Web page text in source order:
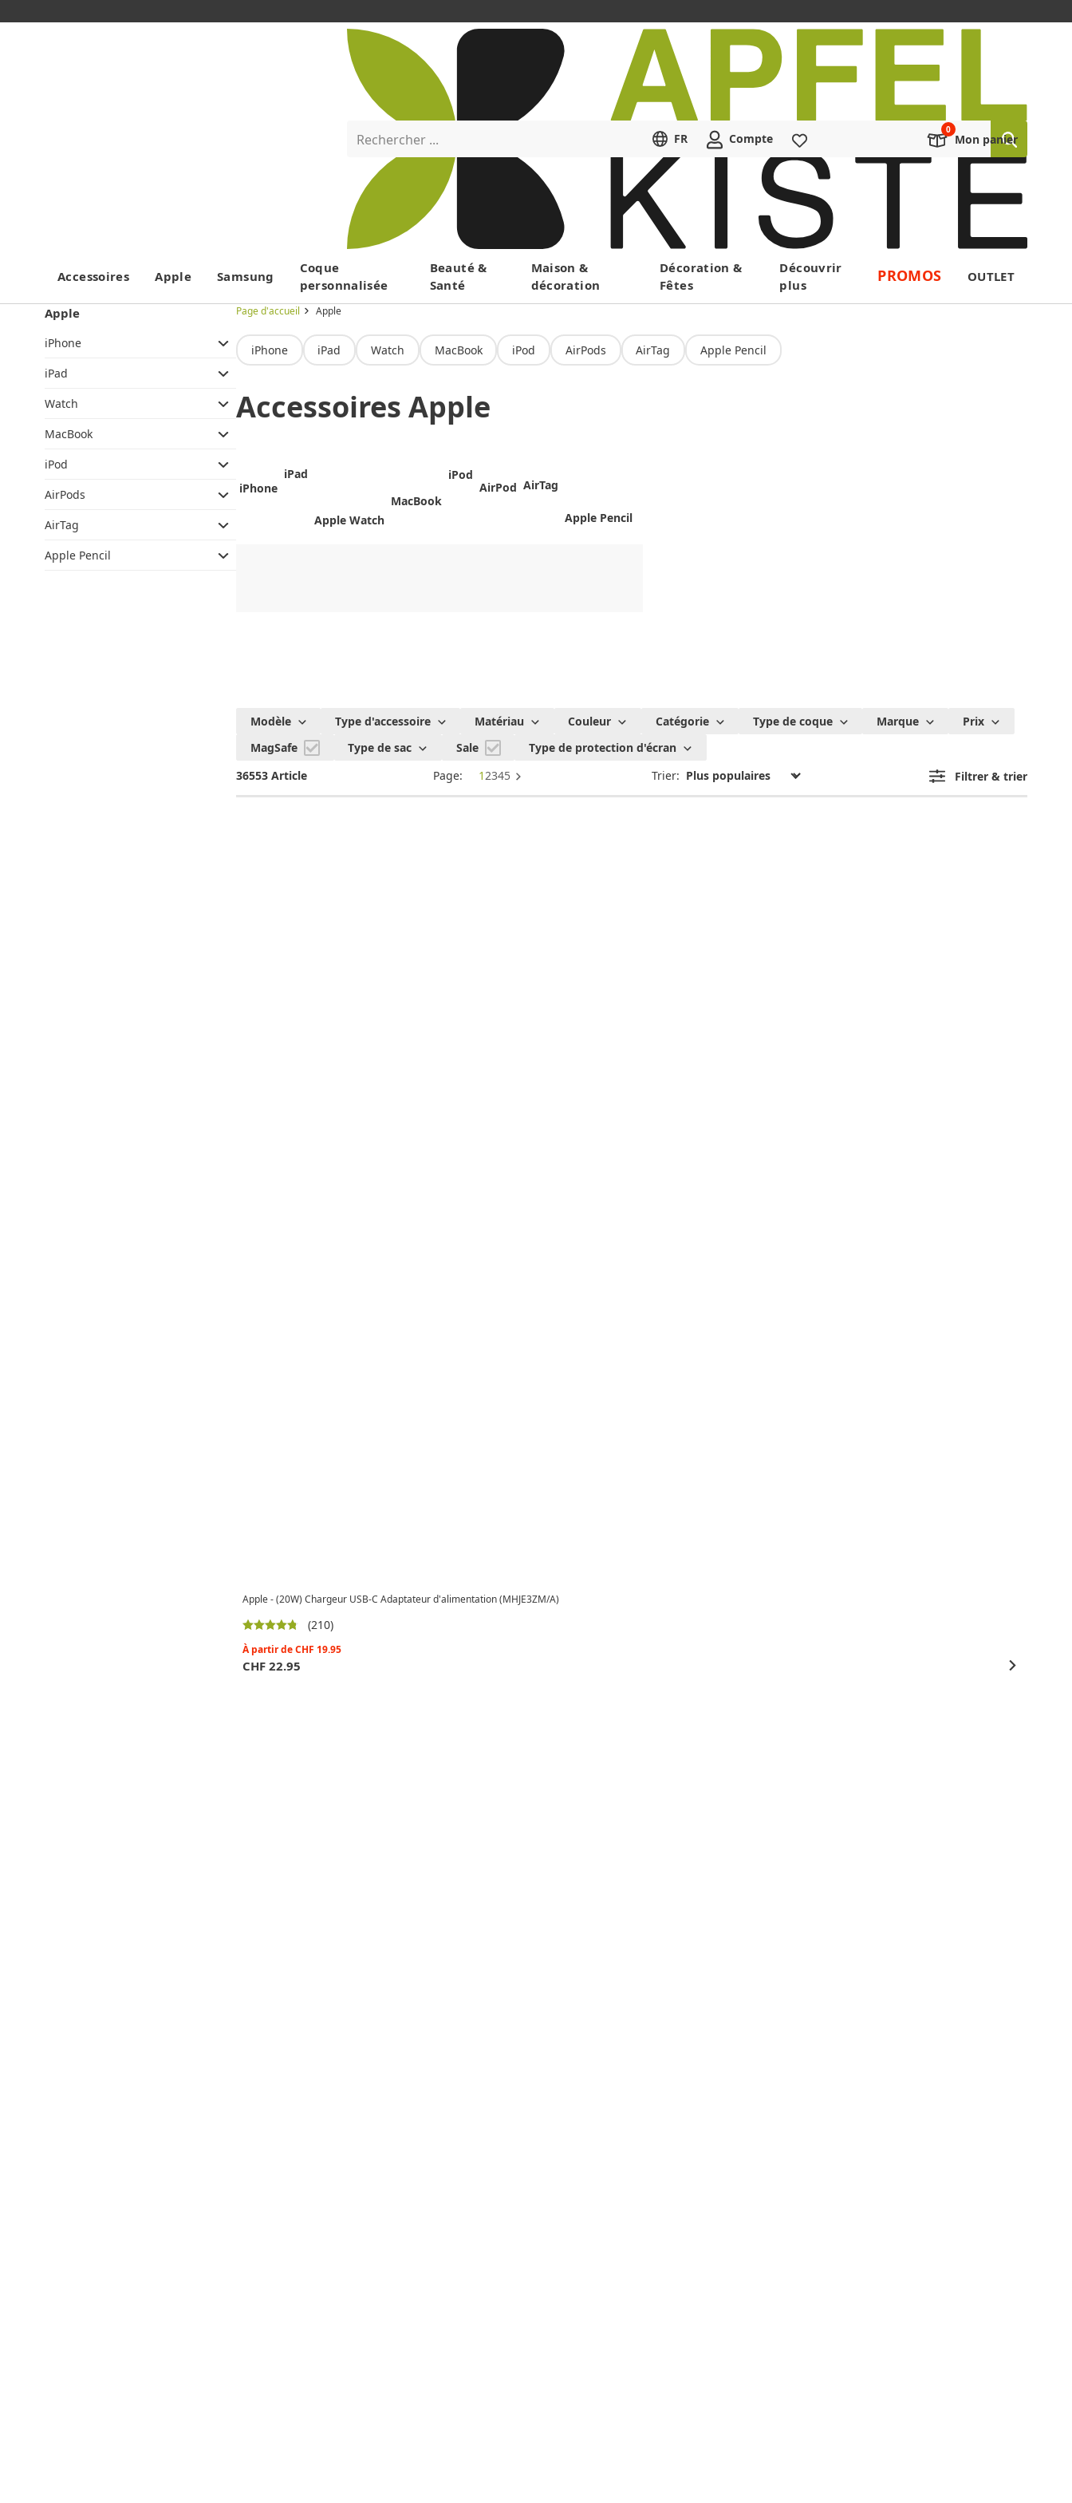
Menu
Rechercher ... FR Compte Mon panier
Accessoires Apple Samsung
Coque
personnalisée
Beauté &
Santé
Maison &
décoration
Décoration &
Fêtes
Découvrir
plus
PROMOS OUTLET
Apple
iPhone
iPad
Watch
MacBook
iPod
AirPods
AirTag
Apple Pencil
Page d'accueil Apple
iPhone iPad Watch MacBook iPod AirPods AirTag Apple Pencil
Accessoires Apple
iPhone
iPad
Apple Watch
MacBook
iPod
AirPod AirTag
Apple Pencil
Modèle Type d'accessoire Matériau Couleur Catégorie Type de coque Marque
Prix
MagSafe
Type de sac Sale
Type de protection d'écran
36553 Article
Page: 12345 Trier: Filtrer & trier
Apple - (20W) Chargeur USB-C Adaptateur d'alimentation (MHJE3ZM/A)
(210)
À partir deCHF 19.95
CHF 22.95